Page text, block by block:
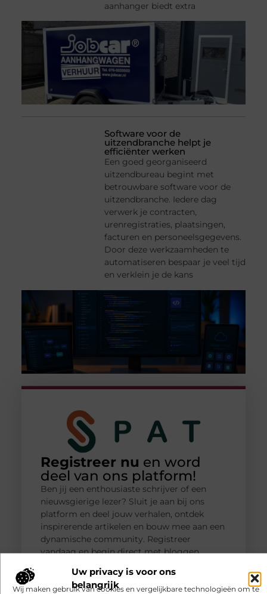
Uw privacy is voor ons
belangrijk
Wij maken gebruik van cookies en vergelijkbare technologieën om te
aanhanger biedt extra
Software voor de
uitzendbranche helpt je
efficiënter werken
Een goed georganiseerd
uitzendbureau begint met
betrouwbare software voor de
uitzendbranche. Iedere dag
verwerk je contracten,
urenregistraties, plaatsingen,
facturen en personeelsgegevens.
Door deze werkzaamheden te
automatiseren bespaar je veel tijd
en verklein je de kans
Registreer nu en word
deel van ons platform!
Ben jij een enthousiaste schrijver of een
nieuwsgierige lezer? Sluit je aan bij ons
platform en deel jouw verhalen, ontdek
inspirerende artikelen en bouw mee aan een
dynamische community. Registreer
vandaag en begin direct met bloggen.
Registreer nu!